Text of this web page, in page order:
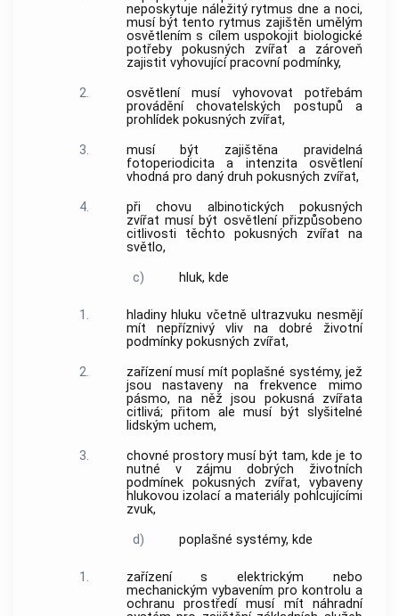
neposkytuje náležitý rytmus dne a noci,
musí být tento rytmus zajištěn umělým
osvětlením s cílem uspokojit biologické
potřebypokusných zvířat a zároveň
zajistit vyhovující pracovní podmínky,
2.
osvětlení musí vyhovovat potřebám
provádění chovatelských postupů a
prohlídek pokusných zvířat,
3.
musí být zajištěna pravidelná
fotoperiodicita a intenzita osvětlení
vhodná pro daný druh pokusných zvířat,
4.
při chovu albinotických pokusných
zvířat musí být osvětlení přizpůsobeno
citlivosti těchto pokusných zvířat na
světlo,
c) hluk, kde
1.
hladiny hluku včetně ultrazvuku nesmějí
mít nepříznivý vliv na dobré životní
podmínky pokusných zvířat,
2.
zařízenímusí mít poplašné systémy, jež
jsou nastaveny na frekvence mimo
pásmo, na něž jsou pokusná zvířata
citlivá; přitom ale musí být slyšitelné
lidským uchem,
3.
chovné prostory musí být tam, kde je to
nutné v zájmu dobrých životních
podmínek pokusných zvířat, vybaveny
hlukovou izolací a materiály pohlcujícími
zvuk,
d) poplašné systémy, kde
1. zařízenís elektrickým nebo
mechanickým vybavením pro kontrolu a
ochranu prostředí musí mít náhradní